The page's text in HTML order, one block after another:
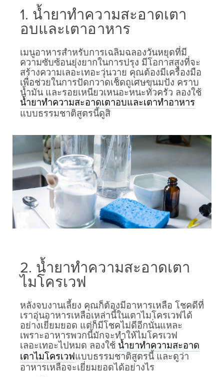
1. น้ำยาทำความสะอาดเตา
อบและเตาอาหาร
เมนูอาหารสำหรับการเฉลิมฉลองวันหยุดที่มี
ความซับซ้อนยุ่งยากในการปรุง มีโอกาสสูงที่จะ
สร้างความเลอะเทอะวุ่นวาย คุณต้องมีเครื่องมือ
เพื่อช่วยในการปัดกวาดเช็ดถูเศษขนมปัง คราบ
น้ำมัน และรอยเหนียวเหนอะหนะทั่วครัว ลองใช้
น้ำยาทำความสะอาดเตาอบและเตาทำอาหาร
แบบธรรมชาติสูตรนี้ดูสิ
2. น้ำยาทำความสะอาดเตา
ไมโครเวฟ
หลังจบงานเลี้ยง คุณก็ต้องมีอาหารเหลือ โชคดีที่
เราอุ่นอาหารเหลือเหล่านี้ในเตาไมโครเวฟได้
อย่างเยี่ยมยอด แต่ก็มีโชคไม่ดีอีกนั่นแหละ
เพราะอาหารพวกนี้มักจะทำให้ไมโครเวฟ
เลอะเทอะไปหมด ลองใช้ น้ำยาทำความสะอาด
เตาไมโครเวฟแบบธรรมชาติสูตรนี้ และดูว่า
อาหารเหลือจะเยี่ยมยอดได้อย่างไร